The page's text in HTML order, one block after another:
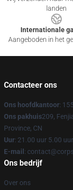
landen
Internationale
Aangeboden in het
Contacteer ons
Ons hoofdkantoor:
Ons pakhuis209,
Province, CN
Uur: 21.00 uur 5.00 uur
E-mail :
Ons bedrijf
Over ons